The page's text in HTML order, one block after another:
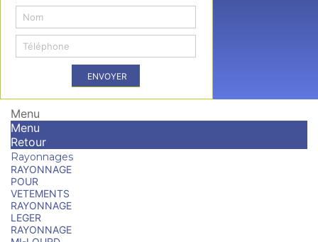
ENVOYER
Menu
Menu
Retour
Rayonnages
RAYONNAGE
POUR
VETEMENTS
RAYONNAGE
LEGER
RAYONNAGE